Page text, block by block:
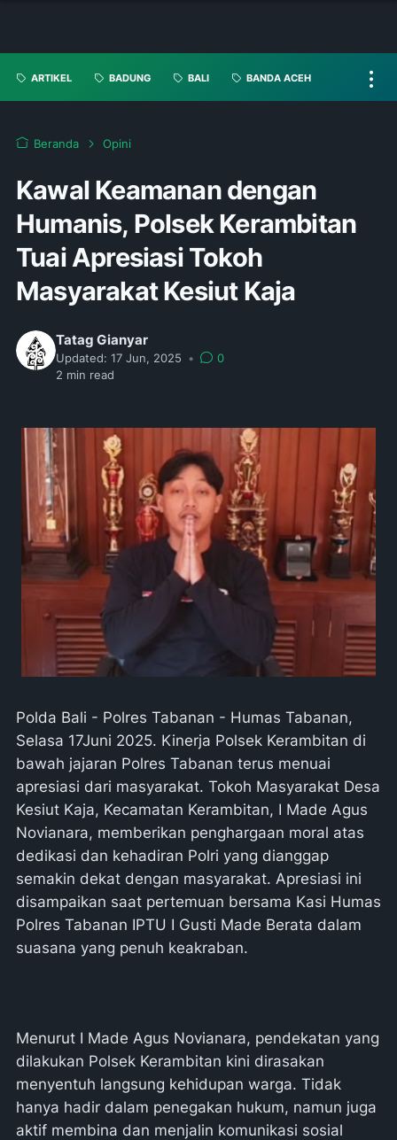
ARTIKEL BADUNG BALI BANDA ACEH
Beranda Opini
Kawal Keamanan dengan
Humanis, Polsek Kerambitan
Tuai Apresiasi Tokoh
Masyarakat Kesiut Kaja
Tatag Gianyar
Updated: 17 Jun, 2025 •
0
2 min read
Polda Bali - Polres Tabanan - Humas Tabanan,
Selasa 17Juni 2025. Kinerja Polsek Kerambitan di
bawah jajaran Polres Tabanan terus menuai
apresiasi dari masyarakat. Tokoh Masyarakat Desa
Kesiut Kaja, Kecamatan Kerambitan, I Made Agus
Novianara, memberikan penghargaan moral atas
dedikasi dan kehadiran Polri yang dianggap
semakin dekat dengan masyarakat. Apresiasi ini
disampaikan saat pertemuan bersama Kasi Humas
Polres Tabanan IPTU I Gusti Made Berata dalam
suasana yang penuh keakraban.
Menurut I Made Agus Novianara, pendekatan yang
dilakukan Polsek Kerambitan kini dirasakan
menyentuh langsung kehidupan warga. Tidak
hanya hadir dalam penegakan hukum, namun juga
aktif membina dan menjalin komunikasi sosial